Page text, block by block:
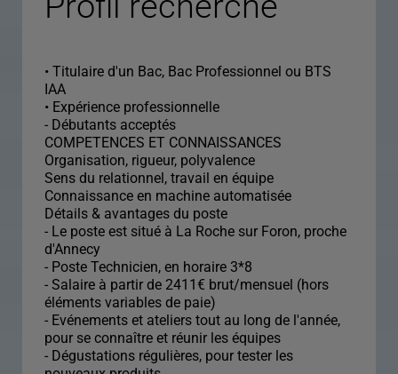
• Titulaire d'un Bac, Bac Professionnel ou BTS
IAA
• Expérience professionnelle
- Débutants acceptés
COMPETENCES ET CONNAISSANCES
Organisation, rigueur, polyvalence
Sens du relationnel, travail en équipe
Connaissance en machine automatisée
Détails & avantages du poste
- Le poste est situé à La Roche sur Foron, proche
d'Annecy
- Poste Technicien, en horaire 3*8
- Salaire à partir de 2411€ brut/mensuel (hors
éléments variables de paie)
- Evénements et ateliers tout au long de l'année,
pour se connaître et réunir les équipes
- Dégustations régulières, pour tester les